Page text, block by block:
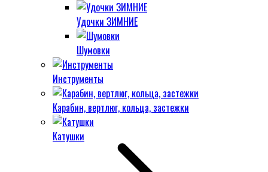
Удочки ЗИМНИЕ
Шумовки
Инструменты
Карабин, вертлюг, кольца, застежки
Катушки